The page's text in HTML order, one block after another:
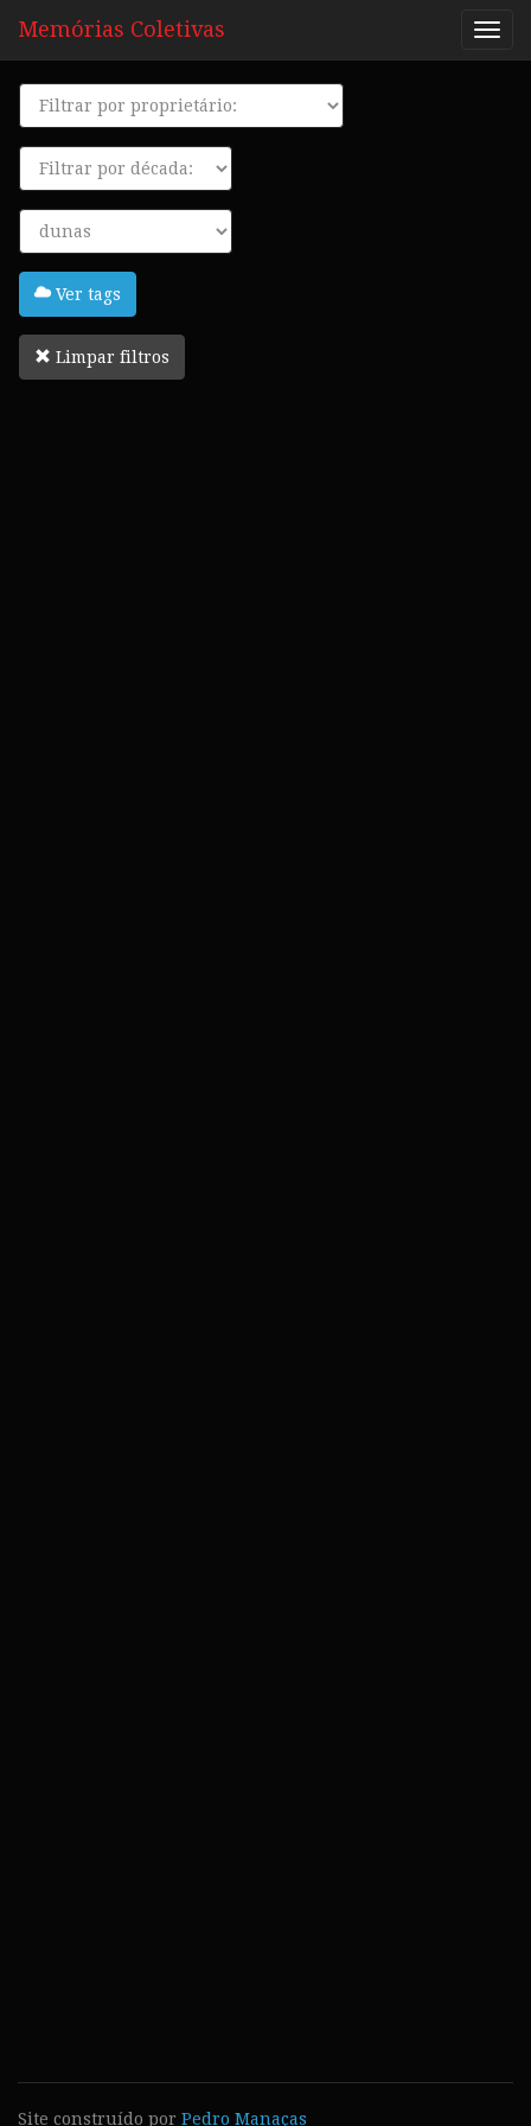
Memórias Coletivas
Proprietário
Década
Tags
Ver tags
Limpar filtros
Site construído por Pedro Manaças